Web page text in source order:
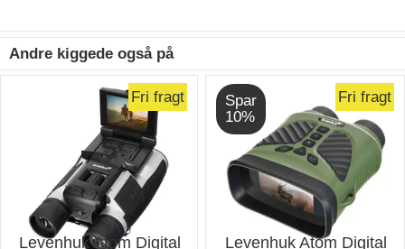
Andre kiggede også på
Fri fragt
Levenhuk Atom Digital
Spar
10%
Fri fragt
Levenhuk Atom Digital